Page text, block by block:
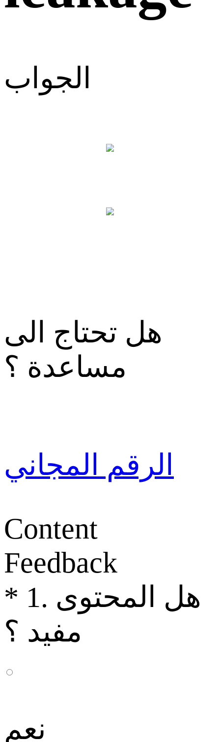
الجواب
هل تحتاج الى
مساعدة ؟
الرقم المجاني
Content
Feedback
* 1. هل المحتوى
مفيد ؟
نعم